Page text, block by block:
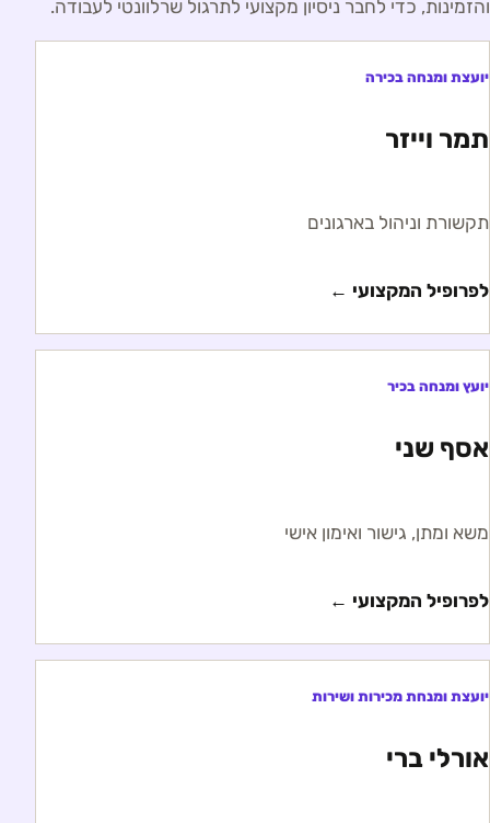
והזמינות, כדי לחבר ניסיון מקצועי לתרגול שרלוונטי לעבודה.
יועצת ומנחה בכירה
תמר וייזר
תקשורת וניהול בארגונים
לפרופיל המקצועי ←
יועץ ומנחה בכיר
אסף שני
משא ומתן, גישור ואימון אישי
לפרופיל המקצועי ←
יועצת ומנחת מכירות ושירות
אורלי ברי